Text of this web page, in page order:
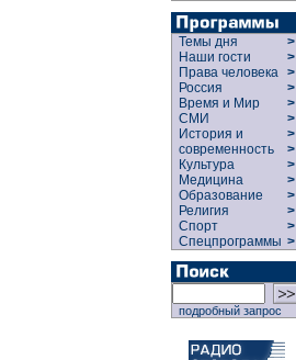
Темы дня
>
Наши гости
>
Права человека >
Россия
>
Время и Мир
>
СМИ
>
История и
современность
>
>
Культура
>
Медицина
>
Образование
>
Религия
>
Спорт
>
Спецпрограммы >
подробный запрос